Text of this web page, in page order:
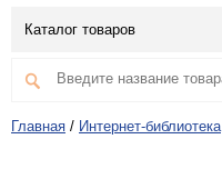
Каталог товаров
Главная / Интернет-библиотека